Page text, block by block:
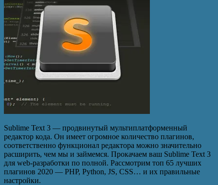
Sublime Text 3 — продвинутый мультиплатформенный
редактор кода. Он имеет огромное количество плагинов,
соответственно функционал редактора можно значительно
расширить, чем мы и займемся. Прокачаем ваш Sublime Text 3
для web-разработки по полной. Рассмотрим топ 65 лучших
плагинов 2020 — PHP, Python, JS, CSS… и их правильные
настройки.